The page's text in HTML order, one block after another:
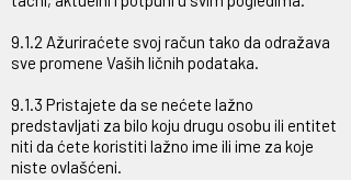
9.1.2 Ažuriraćete svoj račun tako da odražava
sve promene Vaših ličnih podataka.
9.1.3 Pristajete da se nećete lažno
predstavljati za bilo koju drugu osobu ili entitet
niti da ćete koristiti lažno ime ili ime za koje
niste ovlašćeni.